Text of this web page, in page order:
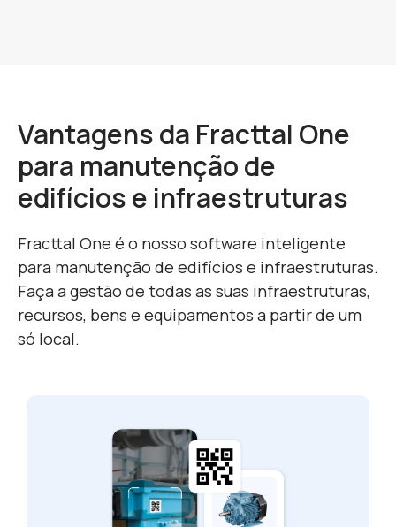
Vantagens da Fracttal One
para manutenção de
edifícios e infraestruturas
Fracttal One é o nosso software inteligente
para manutenção de edifícios e infraestruturas.
Faça a gestão de todas as suas infraestruturas,
recursos, bens e equipamentos a partir de um
só local.